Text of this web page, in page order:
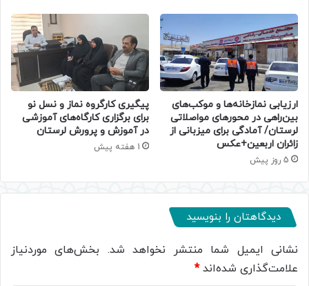
ارزیابی نمازخانه‌ها و موکب‌های
بین‌راهی در محورهای مواصلاتی
لرستان/ آمادگی برای میزبانی از
زائران اربعین+عکس
5 روز پیش
پیگیری کارگروه نماز و نسل نو
برای برگزاری کارگاه‌های آموزشی
در آموزش و پرورش لرستان
1 هفته پیش
دیدگاهتان را بنویسید
نشانی ایمیل شما منتشر نخواهد شد. بخش‌های موردنیاز
علامت‌گذاری شده‌اند*